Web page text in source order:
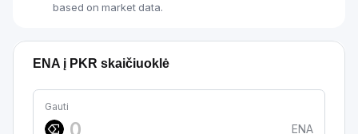
based on market data.
ENA į PKR skaičiuoklė
Gauti
ENA